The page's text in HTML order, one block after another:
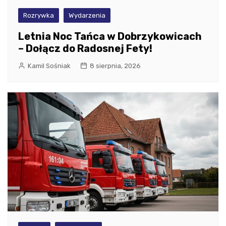
Rozrywka Wydarzenia
Letnia Noc Tańca w Dobrzykowicach
– Dołącz do Radosnej Fety!
Kamil Sośniak 8 sierpnia, 2026